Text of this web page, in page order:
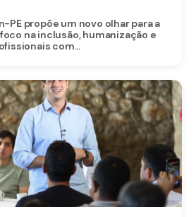
PE propõe um novo olhar para a
na inclusão, humanização e
com...